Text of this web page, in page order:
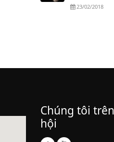
23/02/2018
Chúng tôi
hội